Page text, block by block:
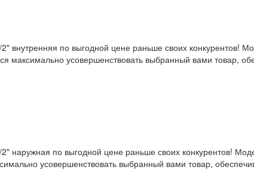
внутренняя по выгодной цене раньше своих конкурентов!
максимально усовершенствовать выбранный вами товар,
наружная по выгодной цене раньше своих конкурентов!
усовершенствовать выбранный вами товар,